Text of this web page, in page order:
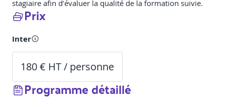
stagiaire afin d’évaluer la qualité de la formation suivie.
Prix
Inter
180 € HT / personne
Programme détaillé